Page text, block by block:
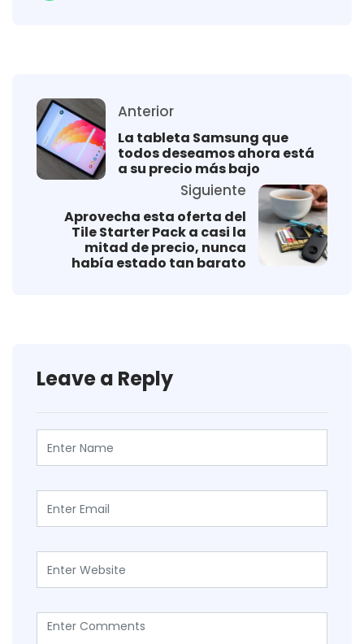
Anterior
La tableta Samsung que
todos deseamos ahora está
a su precio más bajo
Siguiente
Aprovecha esta oferta del
Tile Starter Pack a casi la
mitad de precio, nunca
había estado tan barato
Leave a Reply